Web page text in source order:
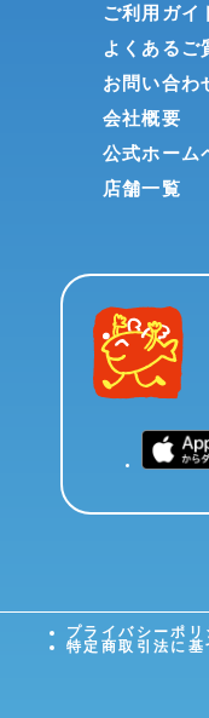
ご利用ガイ
よくあるご
お問い合わ
会社概要
公式ホーム
店舗一覧
プライバシーポリ
特定商取引法に基